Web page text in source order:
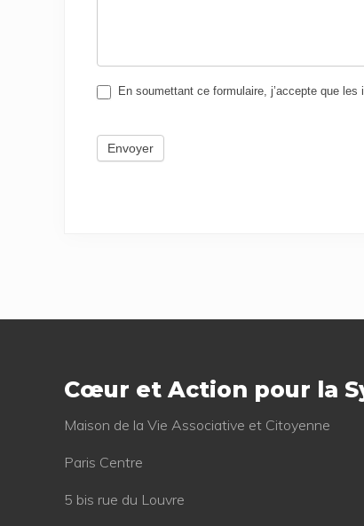
En sou­met­tant ce for­mu­laire, j’ac­cepte que
Envoyer
Cœur et Action pour la
Mai­son de la Vie Asso­cia­tive et Citoyenne
Paris Centre
5 bis rue du Louvre